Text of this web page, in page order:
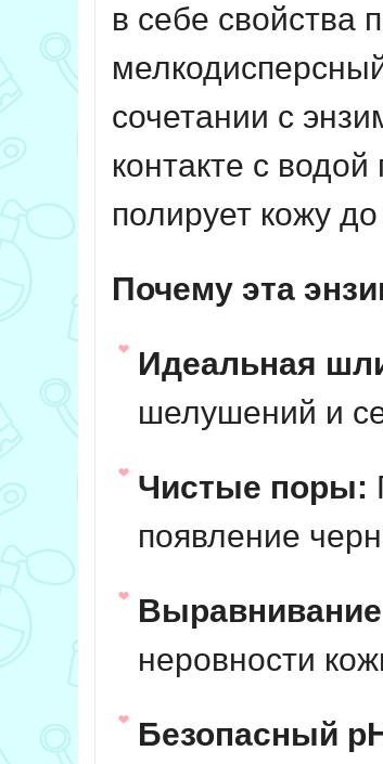
в себе свойства
сочетании с
контакте с
полирует кожу
Почему эта
Идеальная
шелушений и
Чистые поры:
появление
неровности
Безопасный